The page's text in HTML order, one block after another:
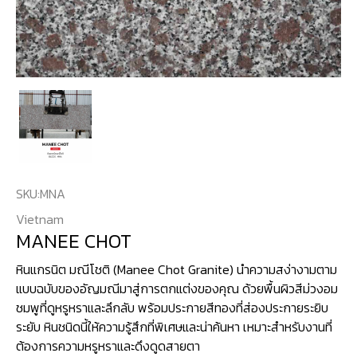
SKU:MNA
Vietnam
MANEE CHOT
หินแกรนิต มณีโชติ (Manee Chot Granite) นำความสง่างามตาม
แบบฉบับของอัญมณีมาสู่การตกแต่งของคุณ ด้วยพื้นผิวสีม่วงอม
ชมพูที่ดูหรูหราและลึกลับ พร้อมประกายสีทองที่ส่องประกายระยิบ
ระยับ หินชนิดนี้ให้ความรู้สึกที่พิเศษและน่าค้นหา เหมาะสำหรับงานที่
ต้องการความหรูหราและดึงดูดสายตา